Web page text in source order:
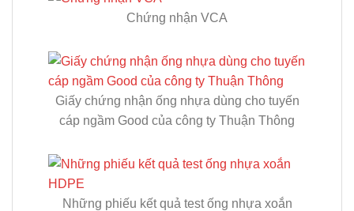
Chứng nhận VCA
Giấy chứng nhận ống nhựa dùng cho tuyến
cáp ngầm Good của công ty Thuận Thông
Những phiếu kết quả test ống nhựa xoắn